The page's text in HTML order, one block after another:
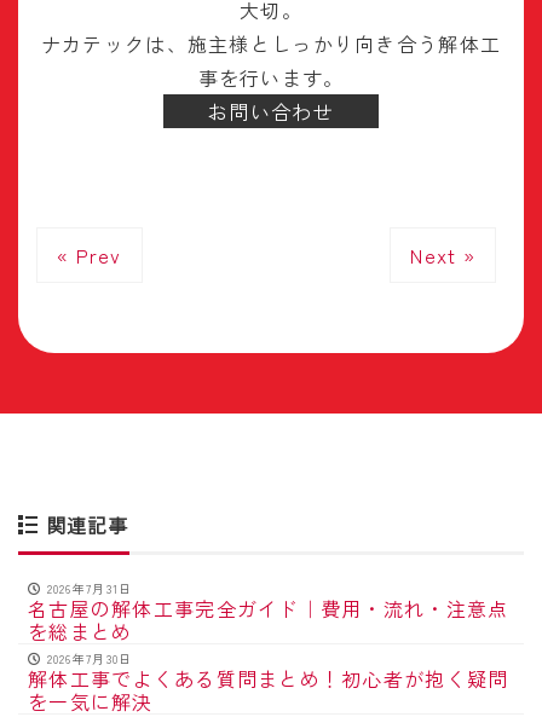
大切。
ナカテックは、施主様としっかり向き合う解体工
事を行います。
お問い合わせ
« Prev Next »
関連記事
2026年7月31日
名古屋の解体工事完全ガイド｜費用・流れ・注意点
を総まとめ
2026年7月30日
解体工事でよくある質問まとめ！初心者が抱く疑問
を一気に解決